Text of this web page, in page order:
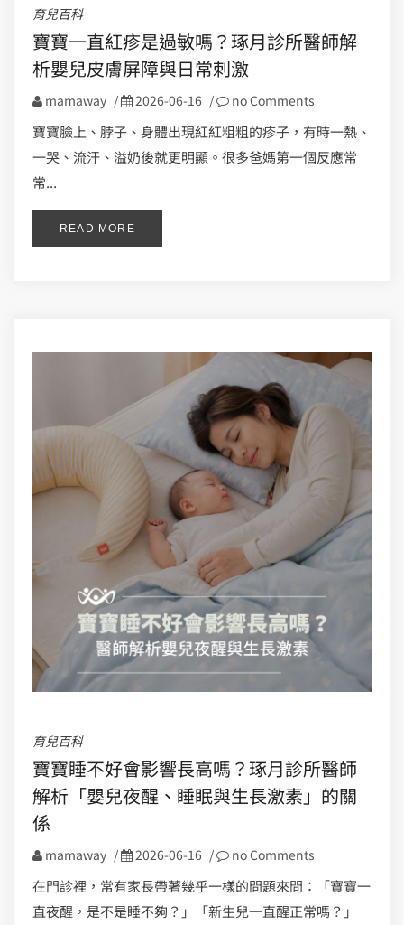
育兒百科
寶寶一直紅疹是過敏嗎？琢月診所醫師解
析嬰兒皮膚屏障與日常刺激
mamaway / 2026-06-16 / no Comments
寶寶臉上、脖子、身體出現紅紅粗粗的疹子，有時一熱、
一哭、流汗、溢奶後就更明顯。很多爸媽第一個反應常
常...
READ MORE
育兒百科
寶寶睡不好會影響長高嗎？琢月診所醫師
解析「嬰兒夜醒、睡眠與生長激素」的關
係
mamaway / 2026-06-16 / no Comments
在門診裡，常有家長帶著幾乎一樣的問題來問：「寶寶一
直夜醒，是不是睡不夠？」「新生兒一直醒正常嗎？」